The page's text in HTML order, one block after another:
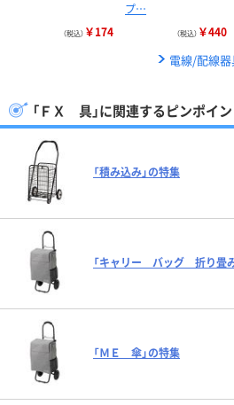
（税込） ￥174
プ…
（税込） ￥440
電線/配線
「ＦＸ 具」に関連するピンポイ
「積み込み」の特集
「キャリー バッグ 折り畳
「ＭＥ 傘」の特集